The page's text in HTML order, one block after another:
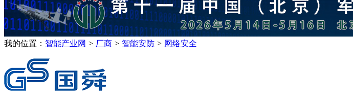
我的位置： 智能产业网 > 厂商 > 智能安防 > 网络安全